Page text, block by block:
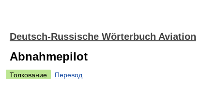
Deutsch-Russische Wörterbuch Aviation
Abnahmepilot
Толкование
Перевод